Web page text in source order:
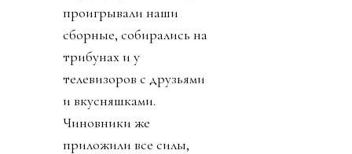
проигрывали наши
сборные, собирались на
трибунах и у
телевизоров с друзьями
и вкусняшками.
Чиновники же
приложили все силы,